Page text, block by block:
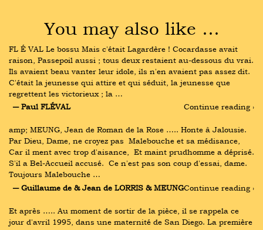
You may also like …
FL É VAL Le bossu Mais c'était Lagardère ! Cocardasse avait
raison, Passepoil aussi ; tous deux restaient au-dessous du vrai.
Ils avaient beau vanter leur idole, ils n'en avaient pas assez dit.
C'était la jeunesse qui attire et qui séduit, la jeunesse que
regrettent les victorieux ; la …
― Paul FLÉVAL
Continue reading ›
amp; MEUNG, Jean de Roman de la Rose ….. Honte â Jalousie.
Par Dieu, Dame, ne croyez pas  Malebouche et sa médisance,
Car il ment avec trop d'aisance,  Et maint prudhomme a déprisé.
S'il a Bel-Accueil accusé.  Ce n'est pas son coup d'essai, dame.
Toujours Malebouche …
― Guillaume de & Jean de LORRIS & MEUNGContinue reading ›
Et après ….. Au moment de sortir de la pièce, il se rappela ce
jour d'avril 1995, dans une maternité de San Diego. La première